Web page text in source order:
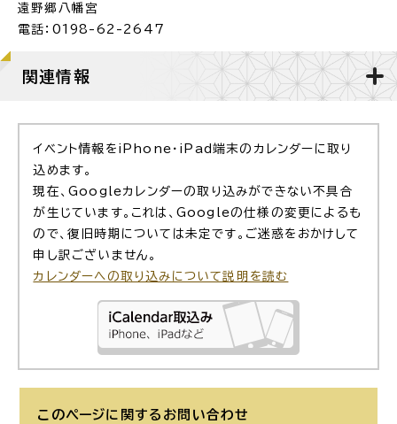
遠野郷八幡宮
電話：0198-62-2647
関連情報
イベント情報をiPhone・iPad端末のカレンダーに取り
込めます。
現在、Googleカレンダーの取り込みができない不具合
が生じています。これは、Googleの仕様の変更によるも
ので、復旧時期については未定です。ご迷惑をおかけして
申し訳ございません。
カレンダーへの取り込みについて説明を読む
このページに関する お問い合わせ